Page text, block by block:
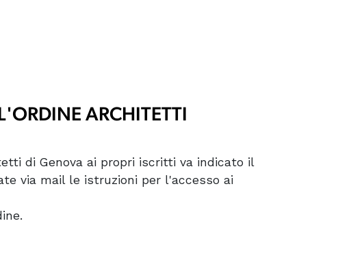
ARCHITETTI
di Genova ai propri iscritti va indicato il
via mail le istruzioni per l'accesso ai